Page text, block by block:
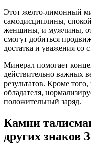
Этот желто-лимонный
самодисциплины,
женщины, и мужчины,
смогут добиться
достатка и уважения со
Минерал помогает
действительно важных
результатов. Кроме
обладателя,
положительный заряд.
Камни
других знаков